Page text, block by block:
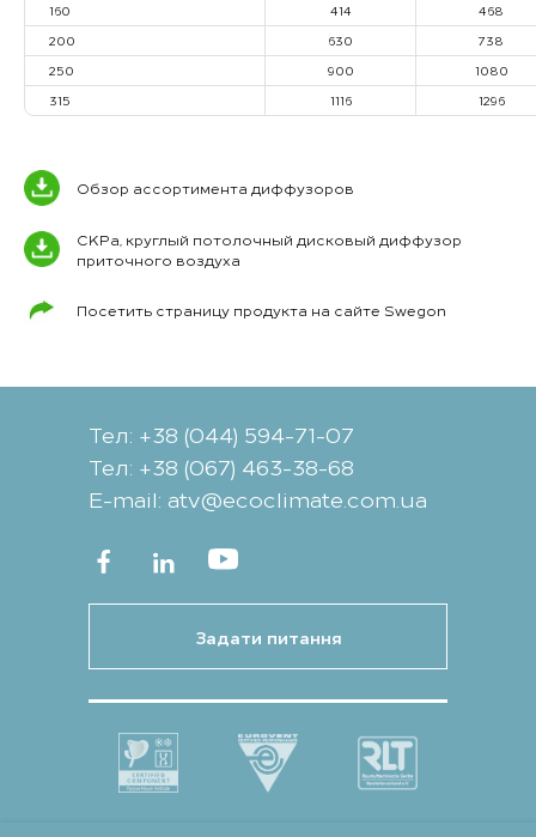
160
414
468
200
630
738
250
900
1080
315
1116 1296
Обзор ассортимента диффузоров
CKPa, круглый потолочный дисковый диффузор
приточного воздуха
Посетить страницу продукта на сайте Swegon
Тел: +38 (044) 594-71-07
Тел: +38 (067) 463-38-68
Е-mail: atv@ecoclimate.com.ua
Задати питання